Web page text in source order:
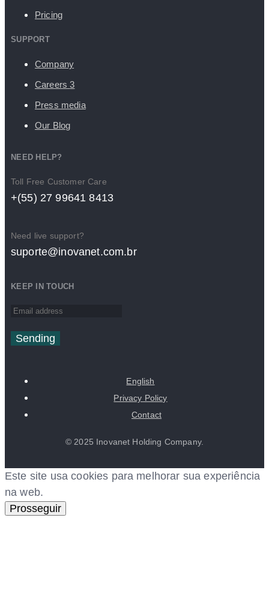
Pricing
SUPPORT
Company
Careers3
Press media
Our Blog
NEED HELP?
Toll Free Customer Care
+(55) 27 99641 8413
Need live support?
suporte@inovanet.com.br
KEEP IN TOUCH
Sending
English
Privacy Policy
Contact
© 2025 Inovanet Holding Company.
Este site usa cookies para melhorar sua experiência
na web.
Prosseguir